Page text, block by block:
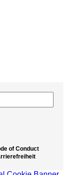
of Conduct